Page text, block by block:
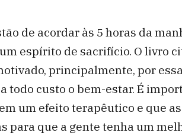
de acordar às 5 horas da
espírito de sacrifício. O livro
principalmente, por
todo custo o bem-estar. É
um efeito terapêutico e que
para que a gente tenha um